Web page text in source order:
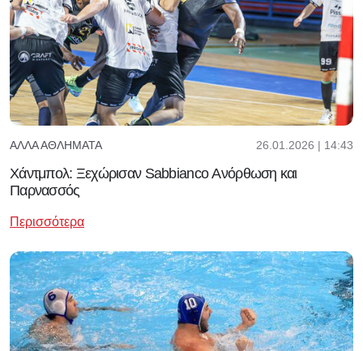
ΆΛΛΑ ΑΘΛΉΜΑΤΑ 26.01.2026 | 14:43
Χάντμπολ: Ξεχώρισαν Sabbianco Ανόρθωση και
Παρνασσός
Περισσότερα